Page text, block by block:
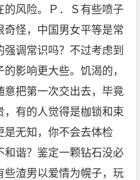
的风险。Ｐ．Ｓ有些喷子
怪，中国男女平等是常
调常识吗？不过考虑到
影响更大些。饥渴的，
意把第一次交出去，毕竟
，有的人觉得是枷锁和束
是无知，你不会去体检
和谐？鉴定一颗钻石没必
些渣男以爱情为幌子，玩